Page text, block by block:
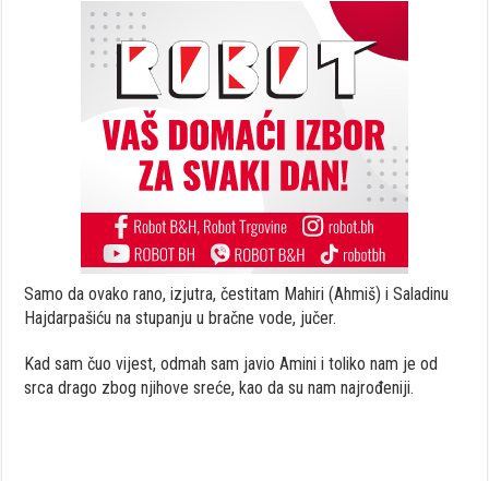
Samo da ovako rano, izjutra, čestitam Mahiri (Ahmiš) i Saladinu
Hajdarpašiću na stupanju u bračne vode, jučer.
Kad sam čuo vijest, odmah sam javio Amini i toliko nam je od
srca drago zbog njihove sreće, kao da su nam najrođeniji.